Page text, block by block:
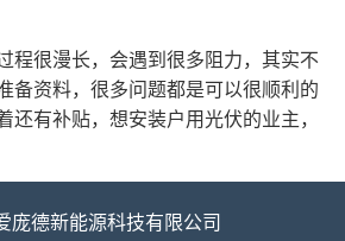
程很漫长，会遇到很多阻力，其实不
备资料，很多问题都是可以很顺利的
还有补贴，想安装户用光伏的业主，
庞德新能源科技有限公司